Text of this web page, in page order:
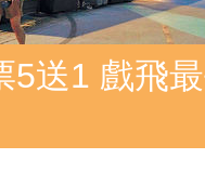
5送1 戲飛